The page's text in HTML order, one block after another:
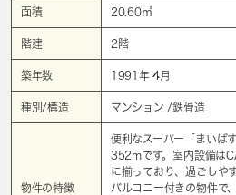
面積 20.60㎡
階建 2階
築年数 1991年 4月
種別/構造 マンション /鉄骨造
物件の特徴
便利なスーパー「まいば
352mです。室内設備は
に揃っており、過ごしや
バルコニー付きの物件で